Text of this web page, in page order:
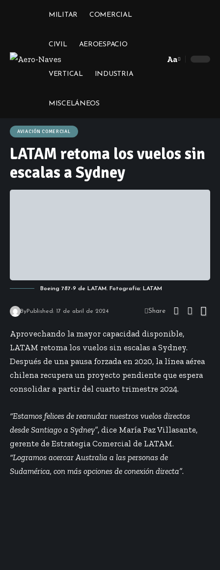
MILITAR COMERCIAL
CIVIL AEROESPACIO
VERTICAL INDUSTRIA
MISCELÁNEOS
Font
Aa
AVIACIÓN COMERCIAL
LATAM retoma los vuelos sin
escalas a Sydney
Boeing 787-9 de LATAM. Fotografía: LATAM
ByPublished: 17 de abril de 2024 Share
Aprovechando la mayor capacidad disponible,
LATAM retoma los vuelos sin escalas a Sydney.
Después de una pausa forzada en 2020, la línea aérea
chilena recupera un proyecto pendiente que espera
consolidar a partir del cuarto trimestre 2024.
“Estamos felices de reanudar nuestros vuelos directos
desde Santiago a Sydney”, dice María Paz Villasante,
gerente de Estrategia Comercial de LATAM.
“Logramos acercar Australia a las personas de
Sudamérica, con más opciones de conexión directa”.